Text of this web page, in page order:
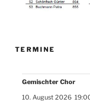
TERMINE
Gemischter Chor
10. August 2026